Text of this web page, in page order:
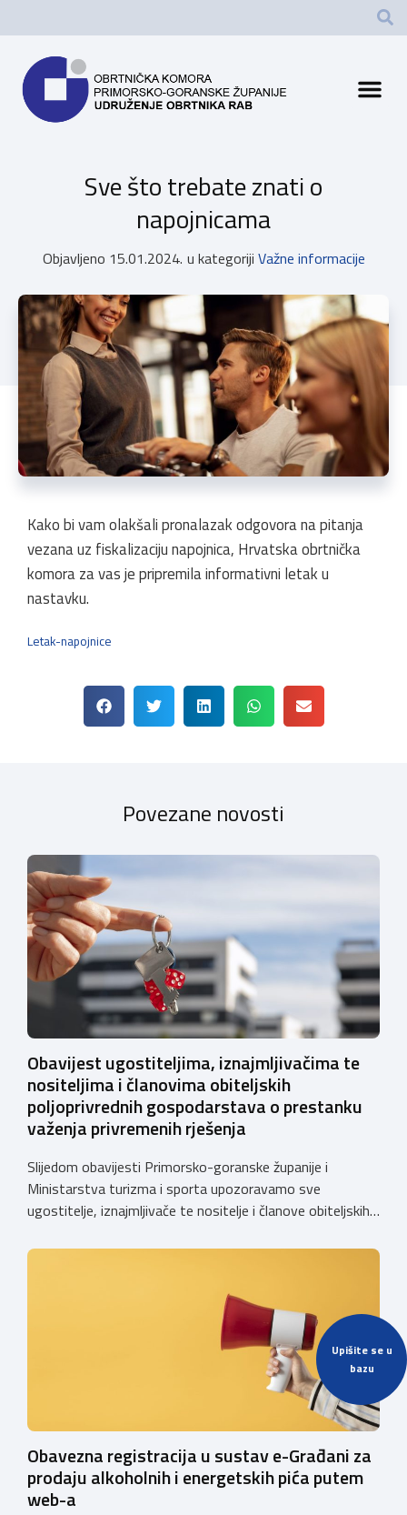
Upišite se u
bazu
Sve što trebate znati o
napojnicama
Objavljeno 15.01.2024. u kategoriji Važne informacije
Kako bi vam olakšali pronalazak odgovora na pitanja
vezana uz fiskalizaciju napojnica, Hrvatska obrtnička
komora za vas je pripremila informativni letak u
nastavku.
Letak-napojnice
Povezane novosti
Obavijest ugostiteljima, iznajmljivačima te
nositeljima i članovima obiteljskih
poljoprivrednih gospodarstava o prestanku
važenja privremenih rješenja
Slijedom obavijesti Primorsko-goranske županije i
Ministarstva turizma i sporta upozoravamo sve
ugostitelje, iznajmljivače te nositelje i članove obiteljskih
privremenih rješenja izdanih sukladno Zakonu o
1. siječnja 2025. godine više ne mogu podnositi novi
zahtjevi za izdavanje privremenih rješenja, dok već izdana
Obavezna registracija u sustav e-Građani za
prodaju alkoholnih i energetskih pića putem
web-a